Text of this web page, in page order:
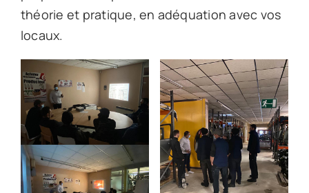
théorie et pratique, en adéquation avec vos
locaux.